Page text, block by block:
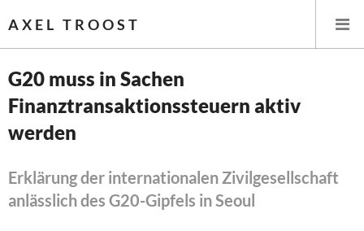
AXEL TROOST
Startseite
Leitlinien linker Wirtschafts- und Finanzpolitik
G20 muss in Sachen
Finanztransaktionssteuern aktiv
werden
Erklärung der internationalen Zivilgesellschaft
anlässlich des G20-Gipfels in Seoul